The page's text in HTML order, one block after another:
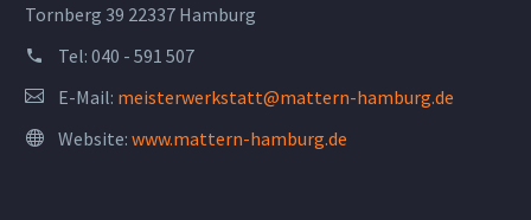
Tornberg 39 22337 Hamburg
Tel: 040 - 591 507
E-Mail: meisterwerkstatt@mattern-hamburg.de
Website: www.mattern-hamburg.de